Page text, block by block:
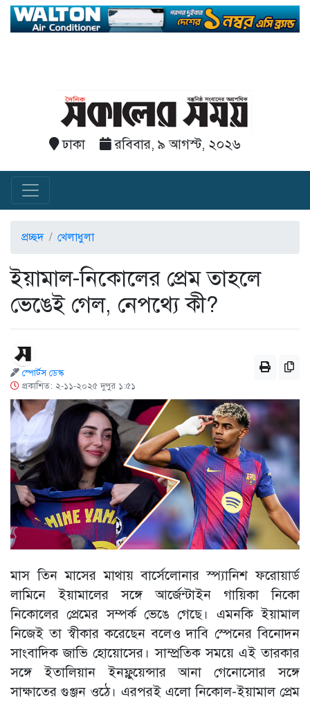
ঢাকা রবিবার, ৯ আগস্ট, ২০২৬
প্রচ্ছদ খেলাধুলা
ইয়ামাল-নিকোলের প্রেম তাহলে
ভেঙেই গেল, নেপথ্যে কী?
স্পোর্টস ডেস্ক
প্রকাশিত: ২-১১-২০২৫ দুপুর ১:৫১
মাস তিন মাসের মাথায় বার্সেলোনার স্প্যানিশ ফরোয়ার্ড
লামিনে ইয়ামালের সঙ্গে আর্জেন্টাইন গায়িকা নিকো
নিকোলের প্রেমের সম্পর্ক ভেঙে গেছে। এমনকি ইয়ামাল
নিজেই তা স্বীকার করেছেন বলেও দাবি স্পেনের বিনোদন
সাংবাদিক জাভি হোয়োসের। সাম্প্রতিক সময়ে এই তারকার
সঙ্গে ইতালিয়ান ইনফ্লুয়েন্সার আনা গেনোসোর সঙ্গে
সাক্ষাতের গুঞ্জন ওঠে। এরপরই এলো নিকোল-ইয়ামাল প্রেম